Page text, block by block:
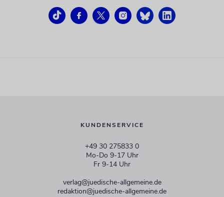
KUNDENSERVICE
+49 30 275833 0
Mo-Do 9-17 Uhr
Fr 9-14 Uhr
verlag@juedische-allgemeine.de
redaktion@juedische-allgemeine.de